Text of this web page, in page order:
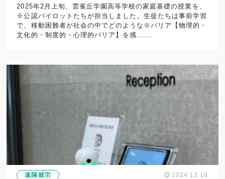
2025年2月上旬、雲雀丘学園高等学校の家庭基礎の授業を、
※公認パイロットたちが担当しました。生徒たちは事前学習
で、移動困難者が社会の中でどのような※バリア【物理的・
文化的・制度的・心理的バリア】を感......
遠隔就労 2024.12.18